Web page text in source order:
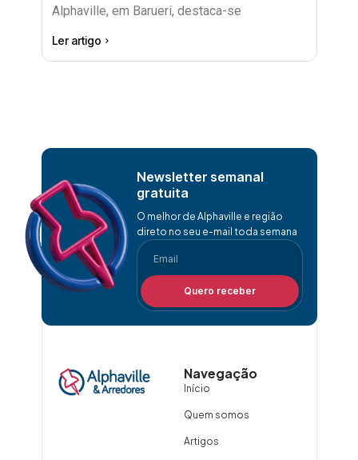
Alphaville, em Barueri, destaca-se
Ler artigo
Newsletter semanal
gratuita
O melhor de Alphaville e região
direto no seu e-mail toda semana
Quero receber
Navegação
Início
Quem somos
Artigos